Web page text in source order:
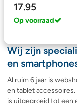
17.95
Op voorraad
Wij zijn
en
Al ruim 6 jaar is
en tablet
is uitgegroeid tot een